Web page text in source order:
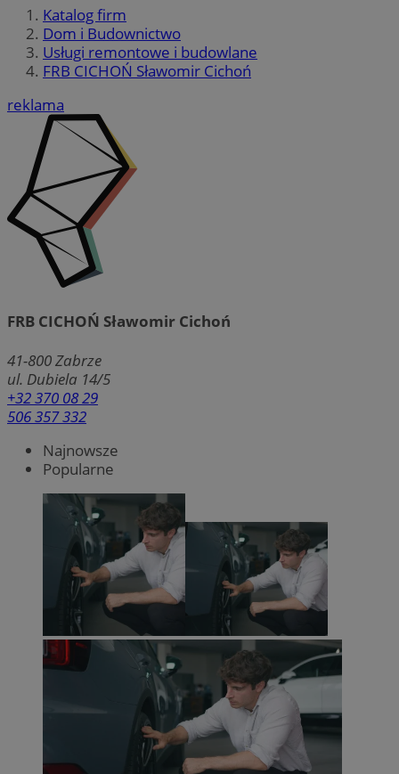
Katalog firm
Dom i Budownictwo
Usługi remontowe i budowlane
FRB CICHOŃ Sławomir Cichoń
reklama
FRB CICHOŃ Sławomir Cichoń
41-800Zabrze
ul. Dubiela 14/5
+32 370 08 29
506 357 332
Najnowsze
Popularne